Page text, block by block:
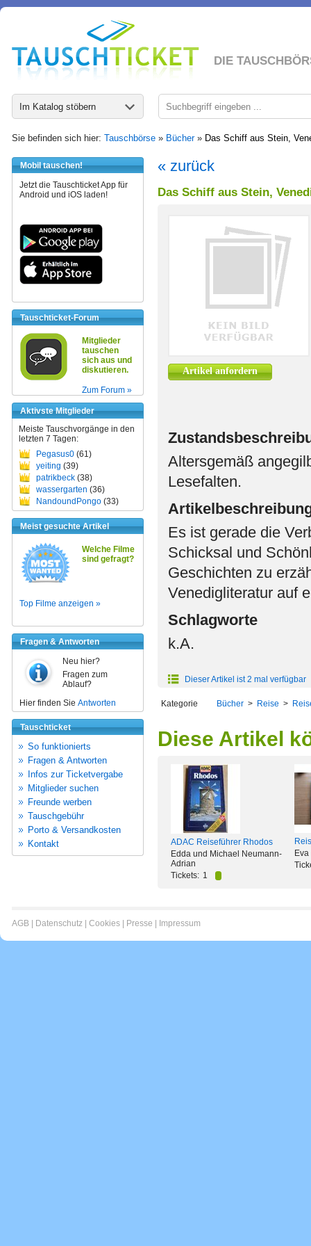
DIE
Im Katalog stöbern
Sie befinden sich hier: Tauschbörse » Bücher» Das Schiff aus Stein,
Mobil tauschen!
Jetzt die Tauschticket App für
Android und iOS laden!
Tauschticket-Forum
Mitglieder
tauschen
sich aus und
diskutieren.
Zum Forum »
Aktivste Mitglieder
Meiste Tauschvorgänge in den
letzten 7 Tagen:
Pegasus0 (61)
yeiting (39)
patrikbeck (38)
wassergarten (36)
NandoundPongo (33)
Meist gesuchte Artikel
Welche Filme
sind gefragt?
Top Filme anzeigen »
Fragen & Antworten
Neu hier?
Fragen zum
Ablauf?
Hier finden Sie Antworten
Tauschticket
So funktionierts
Fragen & Antworten
Infos zur Ticketvergabe
Mitglieder suchen
Freunde werben
Tauschgebühr
Porto & Versandkosten
Kontakt
« zurück
Das Schiff aus Stein,
Artikel anfordern
Altersgemäß
Lesefalten.
Es ist gerade die
Schicksal und
Geschichten zu
Venedigliteratur auf
Schlagworte
k.A.
Dieser Artikel ist 2 mal verfügbar
Kategorie Bücher > Reise >
Diese Artikel
ADAC Reiseführer Rhodos
Edda und Michael Neumann-
Adrian
Tickets: 1
AGB Datenschutz Cookies Presse Impressum